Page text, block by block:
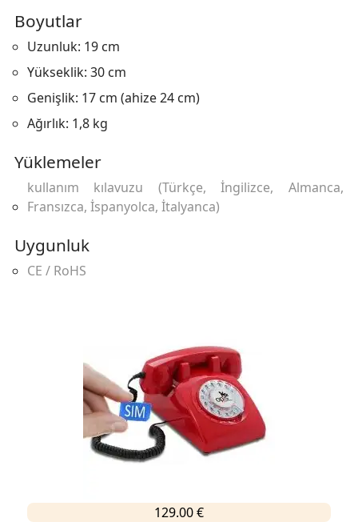
Boyutlar
Uzunluk: 19 cm
Yükseklik: 30 cm
Genişlik: 17 cm (ahize 24 cm)
Ağırlık: 1,8 kg
Yüklemeler
kullanım kılavuzu (Türkçe, İngilizce, Almanca,
Fransızca, İspanyolca, İtalyanca)
Uygunluk
CE / RoHS
129.00 €